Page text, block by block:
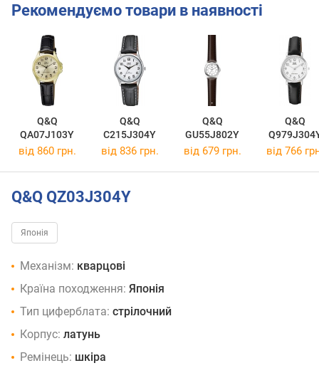
Рекомендуємо товари в наявності
Q&Q
QA07J103Y
Q&Q
C215J304Y
Q&Q
GU55J802Y
Q&Q
від 860 грн. від 836 грн. від 679 грн. від 766
Q&Q QZ03J304Y
Японія
Механізм: кварцові
Країна походження: Японія
Тип циферблата: стрілочний
Корпус: латунь
Ремінець: шкіра